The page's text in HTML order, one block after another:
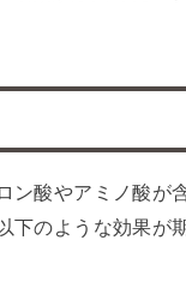
ン酸やアミノ酸が
下のような効果が